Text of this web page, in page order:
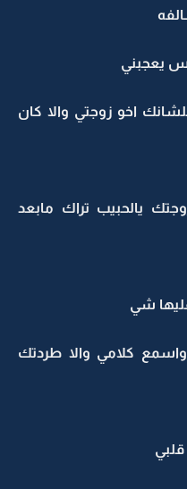
يعجبني
اخو زوجتي والا كان
يالحبيب تراك مابعد
شي
واسمع كلامي والا طردتك